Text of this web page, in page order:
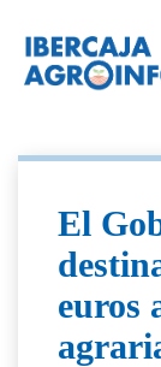
El
euros